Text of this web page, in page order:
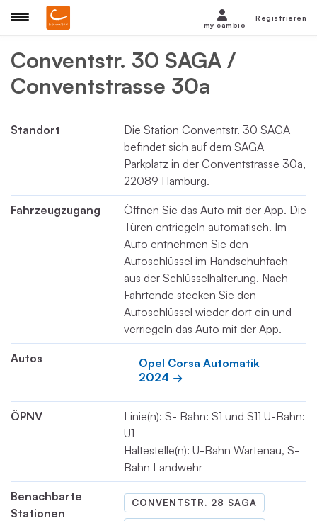
Conventstr. 30 SAGA /
Conventstrasse 30a
Standort
Die Station Conventstr. 30 SAGA
befindet sich auf dem SAGA
Parkplatz in der Conventstrasse 30a,
22089 Hamburg.
Fahrzeugzugang
Öffnen Sie das Auto mit der App. Die
Türen entriegeln automatisch. Im
Auto entnehmen Sie den
Autoschlüssel im Handschuhfach
aus der Schlüsselhalterung. Nach
Fahrtende stecken Sie den
Autoschlüssel wieder dort ein und
verriegeln das Auto mit der App.
Autos
Opel Corsa Automatik
2024
ÖPNV
Linie(n): S- Bahn: S1 und S11 U-Bahn:
U1
Haltestelle(n): U-Bahn Wartenau, S-
Bahn Landwehr
Benachbarte
Stationen
CONVENTSTR. 28 SAGA
my cambio
Registrieren